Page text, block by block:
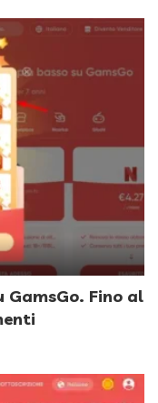
GamsGo. Fino al